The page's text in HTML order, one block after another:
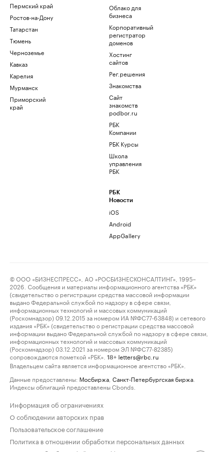
Пермский край
Ростов-на-Дону
Татарстан
Тюмень
Черноземье
Кавказ
Карелия
Мурманск
Приморский
край
Облако для
бизнеса
Корпоративный
регистратор
доменов
Хостинг
сайтов
Рег.решения
Знакомства
Сайт
знакомств
podbor.ru
РБК
Компании
РБК Курсы
Школа
управления
РБК
РБК
Новости
iOS
Android
AppGallery
© ООО «БИЗНЕСПРЕСС», АО «РОСБИЗНЕСКОНСАЛТИНГ», 1995–
2026. Сообщения и материалы информационного агентства «РБК»
(свидетельство о регистрации средства массовой информации
выдано Федеральной службой по надзору в сфере связи,
информационных технологий и массовых коммуникаций
(Роскомнадзор) 09.12.2015 за номером ИА №ФС77-63848) и сетевого
издания «РБК» (свидетельство о регистрации средства массовой
информации выдано Федеральной службой по надзору в сфере связи,
информационных технологий и массовых коммуникаций
(Роскомнадзор) 03.12.2021 за номером ЭЛ №ФС77-82385)
сопровождаются пометкой «РБК».
18+ letters@rbc.ru
Владельцем сайта является информационное агентство «РБК».
Данные предоставлены: Мосбиржа Санкт-Петербургская биржа
Индексы облигаций предоставлены Cbonds.
Информация об ограничениях
О соблюдении авторских прав
Пользовательское соглашение
Политика в отношении обработки персональных данных